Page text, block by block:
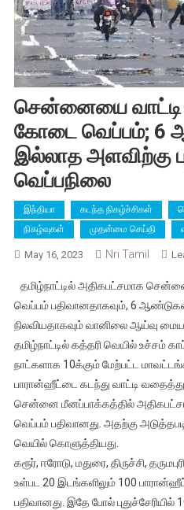
சென்னையை
கோடை வெப்பம்; 6
இல்லாத அளவிற்கு
வெப்பநிலை
இந்தியா கடந்த நிகழ்ச்சிகள்
நிகழ்வுகள்
முதன்மை செய்தி
May 16, 2023 Nri Tamil
தமிழ்நாட்டில் அதிகபட்சமாக
வெப்பம் பதிவானதாகவும், 6
நிலவியதாகவும் வானிலை ஆய்வு
தமிழ்நாட்டில் கத்தரி வெயில் உச்சம்
நாட்களாக 10க்கும் மேற்பட்ட
பாரான்ஹீட்டை கடந்து வாட்டி
சென்னை மீனப்பாக்கத்தில்
வெப்பம் பதிவானது. அதற்கு
வெயில் கொளுத்தியது.
கரூர், ஈரோடு, மதுரை, திருச்சி,
உள்பட 20 இடங்களிலும் 100
பதிவானது. இதே போல் புதுச்சேரியில்